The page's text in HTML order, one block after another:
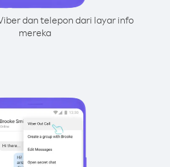
dan telepon dari layar info
mereka